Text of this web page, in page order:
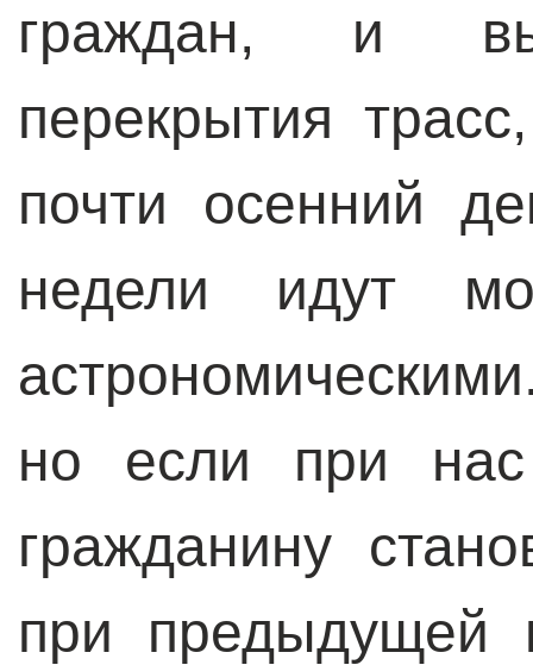
граждан, и
перекрытия
почти осенний
недели идут
но если при
гражданину
при предыдущей